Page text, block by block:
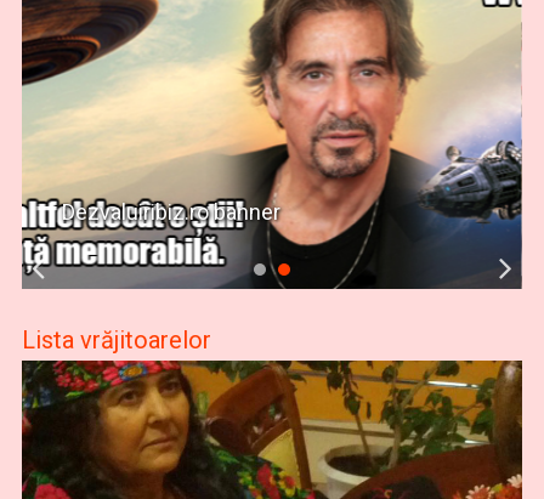
Dezvaluiribiz.ro banner
Lista vrăjitoarelor